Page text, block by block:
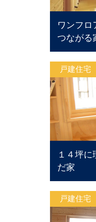
ワンフロ
つながる
戸建住宅
１４坪
だ家
戸建住宅